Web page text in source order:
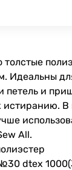
Идеальны
петель и
истиранию. В
All.
dtex